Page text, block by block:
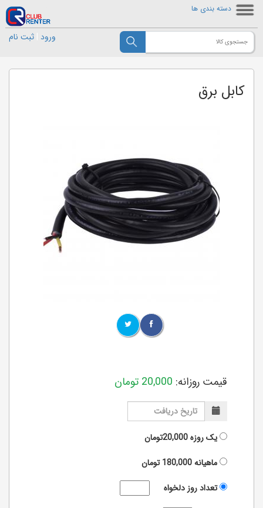
دسته بندی ها
ورود ثبت نام
کابل برق
قیمت روزانه: 20,000 تومان
یک روزه20,000تومان
ماهیانه180,000تومان
تعداد روز دلخواه